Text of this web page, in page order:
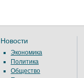
Новости
Экономика
Политика
Общество